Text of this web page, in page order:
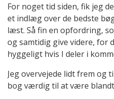
For noget tid siden, fik jeg
et indlæg over de bedste
læst. Så fin en opfordring,
og samtidig give videre, for
hyggeligt hvis I deler i
Jeg overvejede lidt frem og
bog værdig til at være blandt